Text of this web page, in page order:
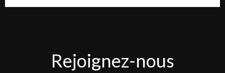
nous
Rejoignez-nous